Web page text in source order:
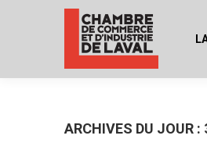
ARCHIVES DU JOUR :